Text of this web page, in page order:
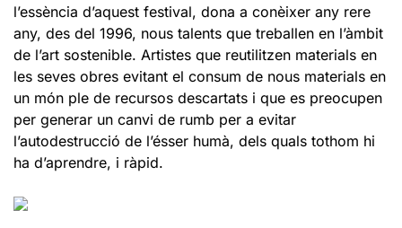
l’essència d’aquest festival, dona a conèixer any rere
any, des del 1996, nous talents que treballen en l’àmbit
de l’art sostenible. Artistes que reutilitzen materials en
les seves obres evitant el consum de nous materials en
un món ple de recursos descartats i que es preocupen
per generar un canvi de rumb per a evitar
l’autodestrucció de l’ésser humà, dels quals tothom hi
ha d’aprendre, i ràpid.